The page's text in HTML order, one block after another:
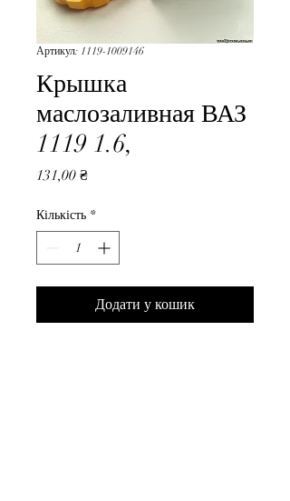
Артикул: 1119-1009146
Крышка
маслозаливная ВАЗ
1119 1.6,
131,00 ₴Ціна
Кількість *
Додати у кошик